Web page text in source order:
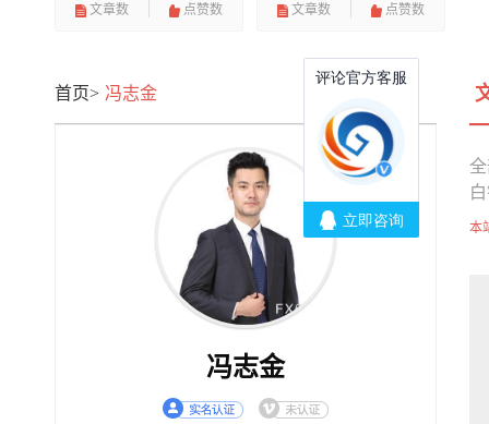
文章数 点赞数 文章数 点赞数
首页> 冯志金
冯志金
本